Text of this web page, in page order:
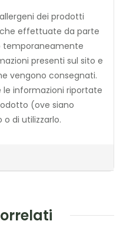
dei prodotti
effettuate da parte
temporaneamente
presenti sul sito e
vengono consegnati.
le informazioni riportate
(ove siano
di utilizzarlo.